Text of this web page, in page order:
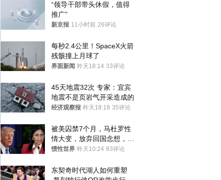
“领导干部带头休假，值得
推广”
新京报 11小时前 26评论
每秒2.4公里！SpaceX火箭
残骸撞上月球了
界面新闻 昨天18:14 33评论
45天地震32次 专家：宜宾
地震不是页岩气开采造成的
经济观察报 昨天18:19 35评论
被美囚禁7个月，马杜罗性
情大变，放弃回国念想，最
后嘱托已公开
惯性世界 昨天10:24 83评论
东契奇时代湖人如何重塑